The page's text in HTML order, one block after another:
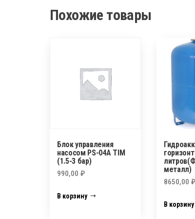
Похожие товары
Блок управления
насосом PS-04A TIM
(1.5-3 бар)
990,00 ₽
В корзину
металл)
8650,00₽
В корзину